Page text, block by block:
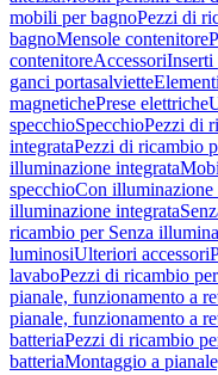
mobili per bagnoPezzi di
bagnoMensole contenitore
contenitoreAccessoriInserti
ganci portasalviette
magnetichePrese elettriche
specchioSpecchioPezzi di
integrataPezzi di ricambio
illuminazione integrata
specchioCon illuminazione
illuminazione integrata
ricambio per Senza
luminosiUlteriori accessori
lavaboPezzi di ricambio
pianale, funzionamento a
pianale, funzionamento a
batteriaPezzi di ricambio
batteriaMontaggio a